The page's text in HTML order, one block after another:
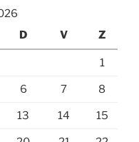
D V Z
1
6 7 8
13 14 15